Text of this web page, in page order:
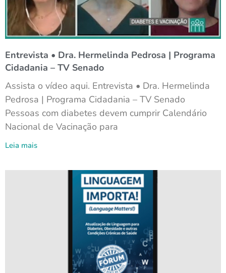
Entrevista • Dra. Hermelinda Pedrosa | Programa
Cidadania – TV Senado
Assista o vídeo aqui. Entrevista • Dra. Hermelinda
Pedrosa | Programa Cidadania – TV Senado
Pessoas com diabetes devem cumprir Calendário
Nacional de Vacinação para
Leia mais